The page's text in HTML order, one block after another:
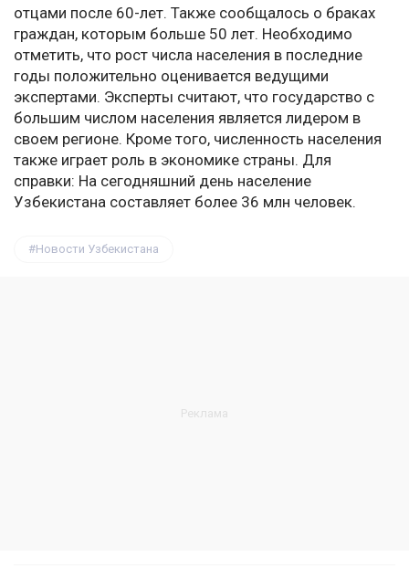
отцами после 60-лет. Также сообщалось о браках
граждан, которым больше 50 лет. Необходимо
отметить, что рост числа населения в последние
годы положительно оценивается ведущими
экспертами. Эксперты считают, что государство с
большим числом населения является лидером в
своем регионе. Кроме того, численность населения
также играет роль в экономике страны. Для
справки: На сегодняшний день население
Узбекистана составляет более 36 млн человек.
Новости Узбекистана